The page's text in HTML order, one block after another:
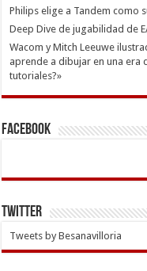
Philips elige a Tandem como
Deep Dive de jugabilidad de
Wacom y Mitch Leeuwe
aprende a dibujar en una
tutoriales?»
Facebook
Twitter
Tweets by Besanavilloria